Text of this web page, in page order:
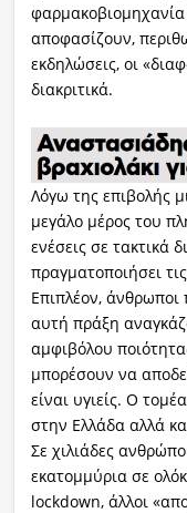
φαρμακοβιομηχανία
αποφασίζουν,
εκδηλώσεις, οι
διακριτικά.
Λόγω της επιβολής
μεγάλο μέρος του
ενέσεις σε τακτικά
πραγματοποιήσει
Επιπλέον, άνθρωποι
αυτή πράξη
αμφιβόλου
μπορέσουν να
είναι υγιείς. Ο
στην Ελλάδα αλλά
Σε χιλιάδες
εκατομμύρια σε
lockdown, άλλοι